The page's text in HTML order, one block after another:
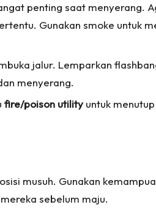
penting saat menyerang.
Gunakan smoke untuk
jalur. Lemparkan
menyerang.
fire/poison utilityuntuk
musuh. Gunakan
sebelum maju.